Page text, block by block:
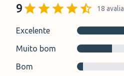
9 18
Excelente
Muito bom
Bom